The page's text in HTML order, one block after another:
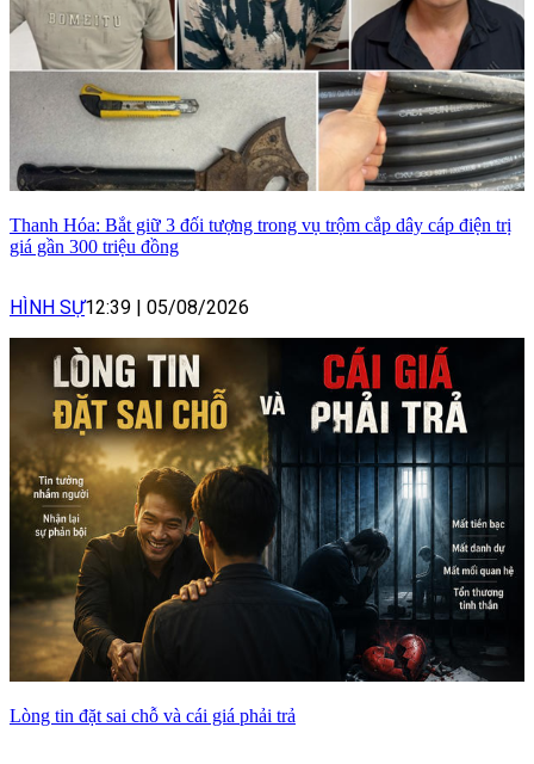
Thanh Hóa: Bắt giữ 3 đối tượng trong vụ trộm cắp dây cáp điện trị
giá gần 300 triệu đồng
HÌNH SỰ12:39 05/08/2026
Lòng tin đặt sai chỗ và cái giá phải trả